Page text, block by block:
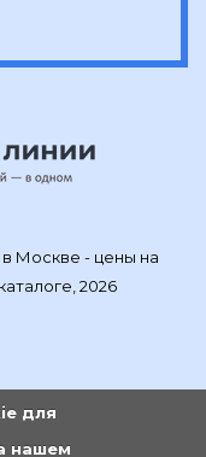
Москве - цены на
2026
для
нашем